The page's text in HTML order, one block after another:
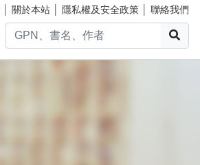
關於本站 隱私權及安全政策 聯絡我們